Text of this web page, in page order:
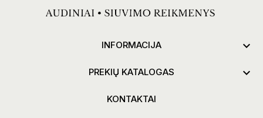
INFORMACIJA 
PREKIŲ KATALOGAS 
KONTAKTAI